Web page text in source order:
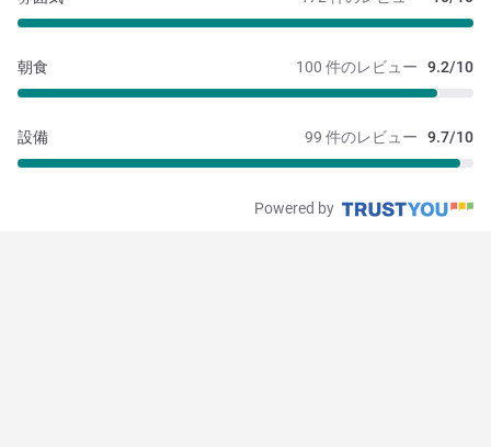
100 件のレビュー 9.2/10
朝食
99 件のレビュー 9.7/10
設備
Powered by